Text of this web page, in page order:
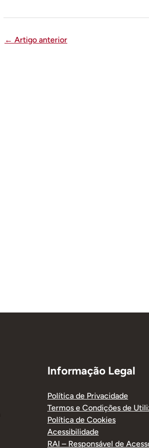
← Artigo anterior
Informação Legal
Política de Privacidade
Termos e Condições de
Política de Cookies
Acessibilidade
RAI – Responsável de